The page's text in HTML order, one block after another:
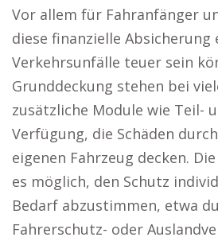
Vor allem für Fahranfänger
diese finanzielle Absicherung
Verkehrsunfälle teuer sein
Grunddeckung stehen bei
zusätzliche Module wie Teil-
Verfügung, die Schäden
eigenen Fahrzeug decken.
es möglich, den Schutz
Bedarf abzustimmen, etwa
Fahrerschutz- oder